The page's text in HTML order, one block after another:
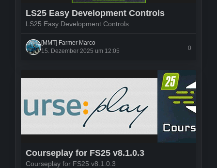
LS25 Easy Development Controls
LS25 Easy Development Controls
[MMT] Farmer Marco
15. Dezember 2025 um 12:05
0
Courseplay for FS25 v8.1.0.3
Courseplay for FS25 v8.1.0.3